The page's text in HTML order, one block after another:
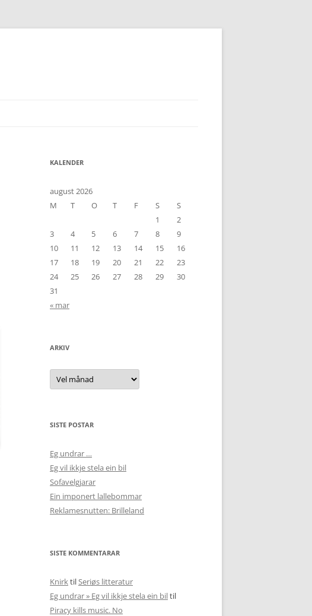
KALENDER
august 2026
M
T O T F S
S
1
2
3
4 5 6 7 8
9
10
11 12 13 14 15
16
17
18 19 20 21 22
23
24
25 26 27 28 29
30
31
« mar
ARKIV
Arkiv
SISTE POSTAR
Eg undrar …
Eg vil ikkje stela ein bil
Sofavelgjarar
Ein imponert lallebommar
Reklamesnutten: Brilleland
SISTE KOMMENTARAR
KnirktilSeriøs litteratur
Eg undrar » Eg vil ikkje stela ein biltil
Piracy kills music. No